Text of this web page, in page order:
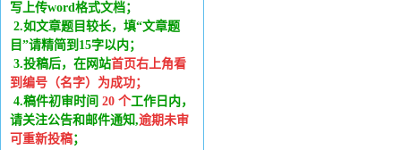
写上传word格式文档；
2.如文章题目较长，填“文章题
目”请精简到15字以内；
3.投稿后，在网站首页右上角看
到编号（名字）为成功；
4.稿件初审时间 20 个工作日内 ，
请关注公告和邮件通知,逾期未审
可重新投稿；